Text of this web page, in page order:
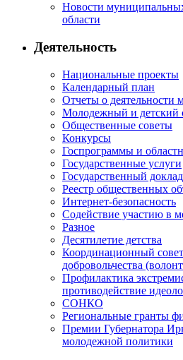
Новости
области
Деятельность
Национальные проекты
Календарный план
Отчеты о деятельности
Молодежный и детский
Общественные советы
Конкурсы
Госпрограммы и
Государственные услуги
Государственный доклад
Реестр общественных
Интернет-безопасность
Содействие участию в
Разное
Десятилетие детства
Координационный
добровольчества
Профилактика
противодействие
СОНКО
Региональные гранты
Премии Губернатора
молодежной политики